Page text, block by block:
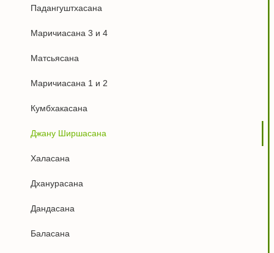
Падангуштхасана
Маричиасана 3 и 4
Матсьясана
Маричиасана 1 и 2
Кумбхакасана
Джану Ширшасана
Халасана
Дханурасана
Дандасана
Баласана